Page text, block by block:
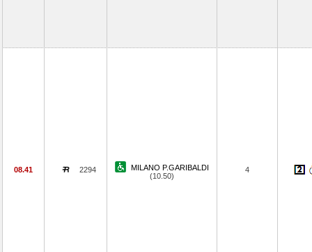
08.41 2294
MILANO P.GARIBALDI
(10.50)
4